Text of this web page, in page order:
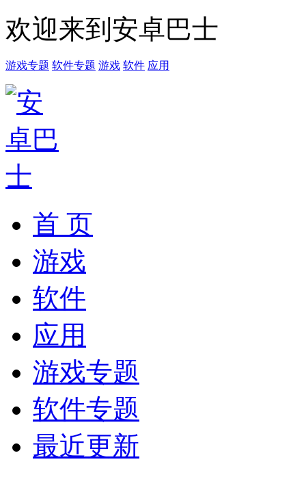
欢迎来到安卓巴士
游戏专题 软件专题 游戏 软件 应用
首 页
游戏
软件
应用
游戏专题
软件专题
最近更新